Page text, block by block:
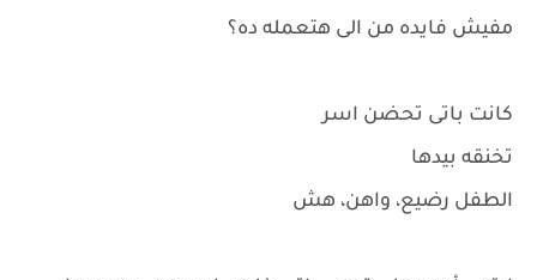
مفيش فايده من الى هتعمله ده؟
كانت باتى تحضن اسر
تخنقه بيدها
الطفل رضيع، واهن، هش